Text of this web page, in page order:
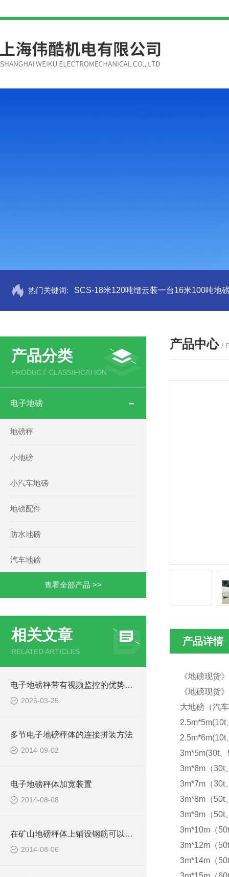
热门关键词: SCS-18米120吨缙云装一台16米100吨地
产品分类
PRODUCT CLASSIFICATION
电子地磅
地磅秤
小地磅
小汽车地磅
地磅配件
防水地磅
汽车地磅
查看全部产品 >>
相关文章
RELATED ARTICLES
电子地磅秤带有视频监控的优势和重要性
2025-03-25
多节电子地磅秤体的连接拼装方法
2014-09-02
电子地磅秤体加宽装置
2014-08-08
在矿山地磅秤体上铺设钢筋可以防滑
2014-08-06
产品中心 /
产品详情
《地磅现货
《地磅现货
大地磅（汽
2.5m*5m(10t
2.5m*6m(10t
3m*5m(30t、
3m*6m（30t
3m*7m（30t
3m*8m（50t
3m*9m（50t
3m*10m（
3m*12m（
3m*14m（